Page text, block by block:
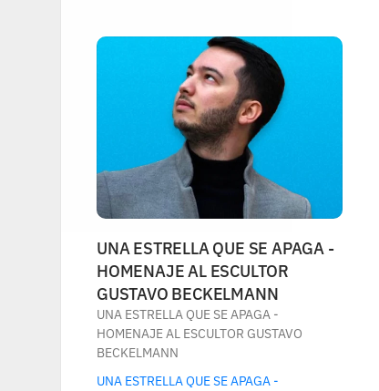
UNA ESTRELLA QUE SE APAGA -
HOMENAJE AL ESCULTOR
GUSTAVO BECKELMANN
UNA ESTRELLA QUE SE APAGA -
HOMENAJE AL ESCULTOR GUSTAVO
BECKELMANN
UNA ESTRELLA QUE SE APAGA -